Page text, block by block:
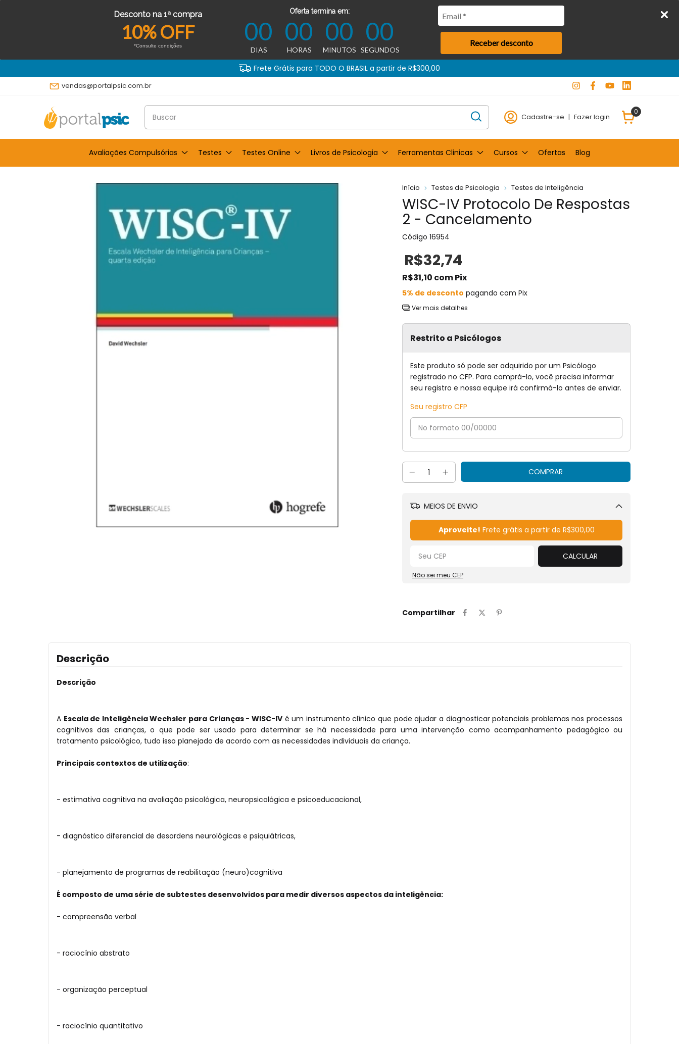
Desconto na 1ª compra
10% OFF
*Consulte condições
Oferta termina em:
00
DIAS
00
HORAS
00
MINUTOS
00
SEGUNDOS
Receber desconto
Frete Grátis para TODO O BRASIL a partir de R$300,00
vendas@portalpsic.com.br
Cadastre-se | Fazer login
0
Avaliações Compulsórias Testes Testes Online Livros de Psicologia Ferramentas Clinicas Cursos Ofertas Blog
Início Testes de Psicologia Testes de Inteligência
WISC-IV Protocolo De Respostas
2 - Cancelamento
Código 16954
R$32,74
R$31,10 comPix
5% de desconto pagando com Pix
Ver mais detalhes
Restrito a Psicólogos
Este produto só pode ser adquirido por um Psicólogo
registrado no CFP. Para comprá-lo, você precisa informar
seu registro e nossa equipe irá confirmá-lo antes de enviar.
Seu registro CFP
MEIOS DE ENVIO
Aproveite! Frete grátis a partir de R$300,00
CALCULAR
Não sei meu CEP
Compartilhar
Descrição
Descrição
A Escala de Inteligência Wechsler para Crianças - WISC-IVé um instrumento clínico que pode ajudar a diagnosticar potenciais problemas nos processos
cognitivos das crianças, o que pode ser usado para determinar se há necessidade para uma intervenção como acompanhamento pedagógico ou
tratamento psicológico, tudo isso planejado de acordo com as necessidades individuais da criança.
Principais contextos de utilização:
- estimativa cognitiva na avaliação psicológica, neuropsicológica e psicoeducacional,
- diagnóstico diferencial de desordens neurológicas e psiquiátricas,
- planejamento de programas de reabilitação (neuro)cognitiva
É composto de uma série de subtestes desenvolvidos para medir diversos aspectos da inteligência:
- compreensão verbal
- raciocínio abstrato
- organização perceptual
- raciocínio quantitativo